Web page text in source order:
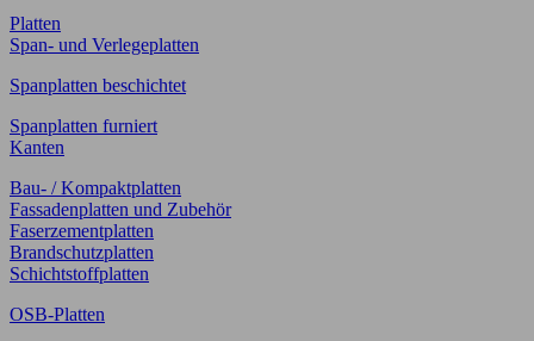
Platten
Span- und Verlegeplatten
Spanplatten beschichtet
Spanplatten furniert
Kanten
Bau- / Kompaktplatten
Fassadenplatten und Zubehör
Faserzementplatten
Brandschutzplatten
Schichtstoffplatten
OSB-Platten